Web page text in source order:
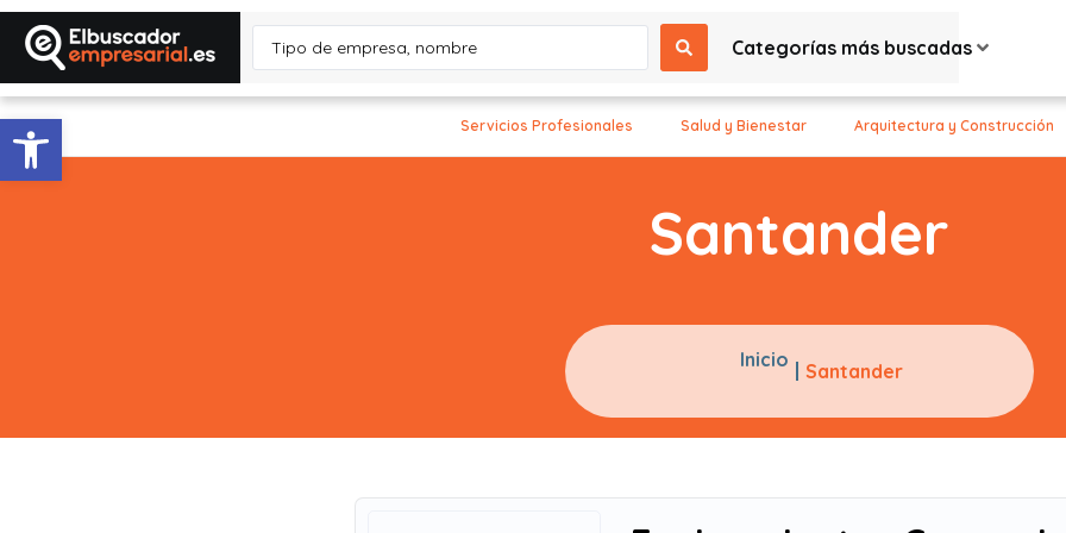
Abrir barra de herramientas
Categorías más buscadas
Servicios Profesionales Salud y Bienestar Arquitectura y Construcción
Santander
Inicio Santander